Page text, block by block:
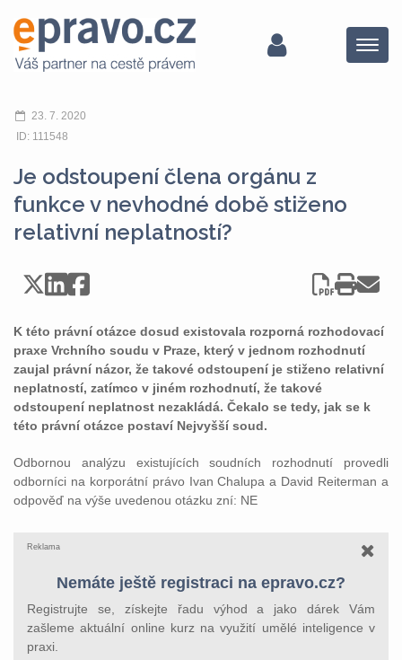
Menu
23. 7. 2020
ID: 111548
Je odstoupení člena orgánu z
funkce v nevhodné době stiženo
relativní neplatností?
K této právní otázce dosud existovala rozporná rozhodovací
praxe Vrchního soudu v Praze, který v jednom rozhodnutí
zaujal právní názor, že takové odstoupení je stiženo relativní
neplatností, zatímco v jiném rozhodnutí, že takové
odstoupení neplatnost nezakládá. Čekalo se tedy, jak se k
této právní otázce postaví Nejvyšší soud.
Odbornou analýzu existujících soudních rozhodnutí provedli
odborníci na korporátní právo Ivan Chalupa a David Reiterman a
odpověď na výše uvedenou otázku zní: NE
Reklama
Nemáte ještě registraci na epravo.cz?
Registrujte se, získejte řadu výhod a jako dárek Vám
zašleme aktuální online kurz na využití umělé inteligence v
praxi.